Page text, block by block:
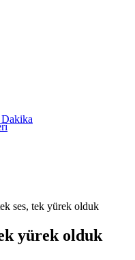
ses, tek yürek olduk
yürek olduk